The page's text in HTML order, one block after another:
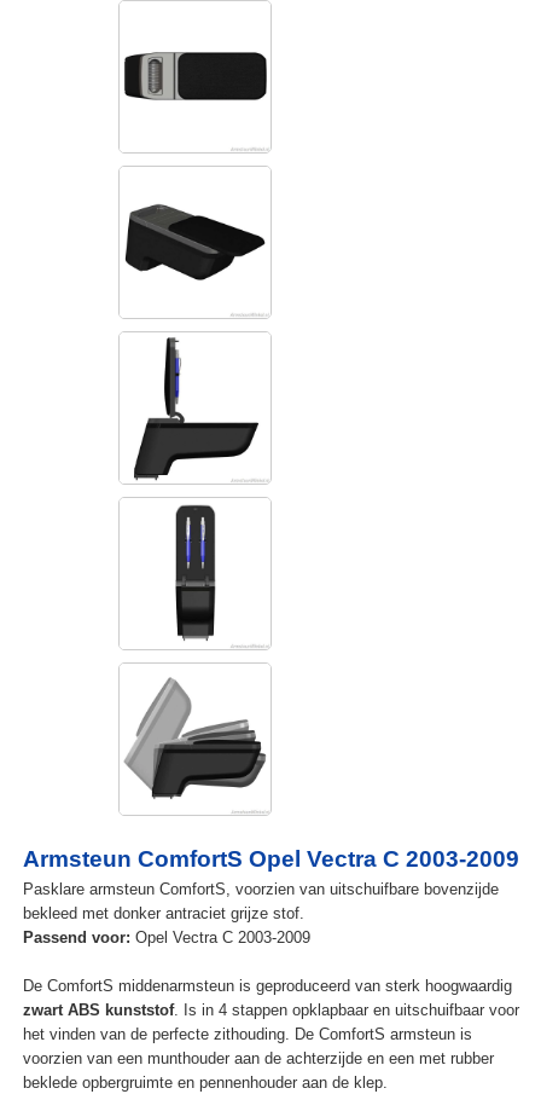
Armsteun ComfortS Opel Vectra C 2003-2009
Pasklare armsteun ComfortS, voorzien van uitschuifbare bovenzijde
bekleed met donker antraciet grijze stof.
Passend voor: Opel Vectra C 2003-2009
De ComfortS middenarmsteun is geproduceerd van sterk hoogwaardig
zwart ABS kunststof. Is in 4 stappen opklapbaar en uitschuifbaar voor
het vinden van de perfecte zithouding. De ComfortS armsteun is
voorzien van een munthouder aan de achterzijde en een met rubber
beklede opbergruimte en pennenhouder aan de klep.